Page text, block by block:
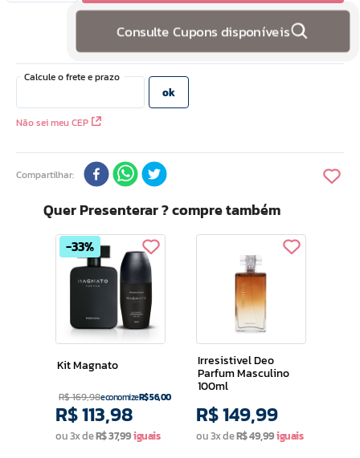
Consulte Cupons disponíveis
Não sei meu CEP
Compartilhar
Quer Presenterar ? compre também
33%
Kit Magnato
R$169,98economizeR$56,00
R$113,98
ou3x deR$37,99
Irresistivel Deo
Parfum Masculino
100ml
R$149,99
ou3x deR$49,99